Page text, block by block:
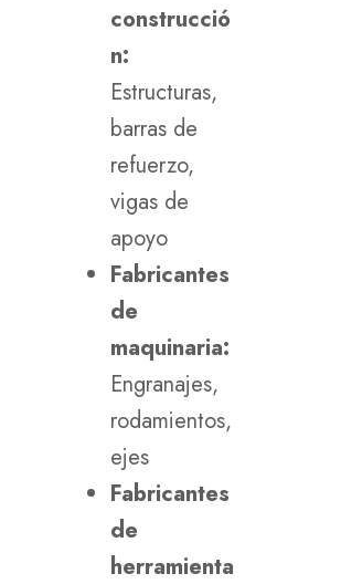
construcció
n:
Estructuras,
barras de
refuerzo,
vigas de
apoyo
Fabricantes
de
maquinaria:
Engranajes,
rodamientos,
ejes
Fabricantes
de
herramienta